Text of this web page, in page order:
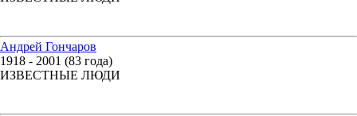
Андрей Гончаров
1918 - 2001 (83 года)
ИЗВЕСТНЫЕ ЛЮДИ